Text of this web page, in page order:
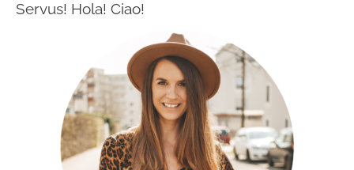
Servus! Hola! Ciao!